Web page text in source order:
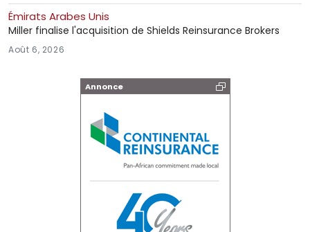
Émirats Arabes Unis
Miller finalise l'acquisition de Shields Reinsurance Brokers
Août 6, 2026
Annonce